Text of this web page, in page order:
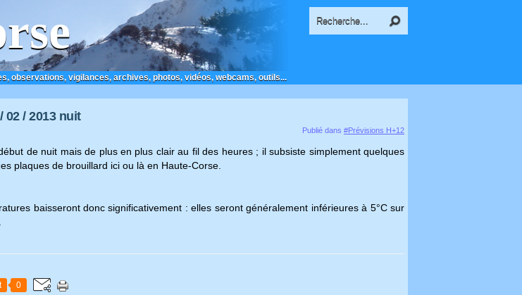
observations, vigilances, archives, photos, vidéos, webcams, outils...
02 / 2013 nuit
Publié dans #Prévisions H+12
de nuit mais de plus en plus clair au fil des heures ; il subsiste simplement quelques
plaques de brouillard ici ou là en Haute-Corse.
baisseront donc significativement : elles seront généralement inférieures à 5°C sur
0